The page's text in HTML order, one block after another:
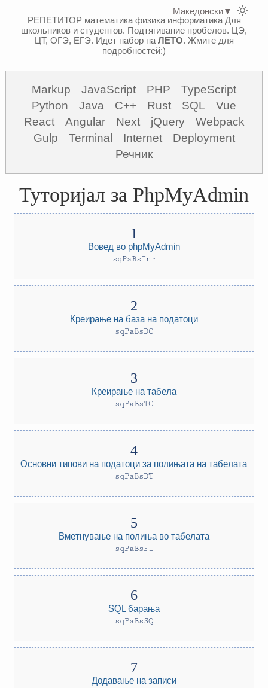
РЕПЕТИТОР математика физика информатикаДля
школьников и студентов. Подтягивание пробелов. ЦЭ,
ЦТ, ОГЭ, ЕГЭ. Идет набор на ЛЕТО. Жмите для
подробностей:)
Markup JavaScript PHP
TypeScript
Python
Java C++ Rust SQL
Vue
React
Angular Next jQuery
Webpack
Gulp
Terminal Internet
Deployment
Речник
Туторијал за PhpMyAdmin
Вовед во phpMyAdmin
sqPaBsInr
Креирање на база на податоци
sqPaBsDC
Креирање на табела
sqPaBsTC
Основни типови на податоци за полињата на табелата
sqPaBsDT
Вметнување на полиња во табелата
sqPaBsFI
SQL барања
sqPaBsSQ
Додавање на записи
Македонски▼